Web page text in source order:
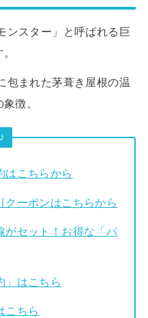
ンスター」と呼ばれる巨
包まれた茅葺き屋根の温
徴。
はこちらから
クーポンはこちらから
がセット！お得な「パ
」はこちら
こちら